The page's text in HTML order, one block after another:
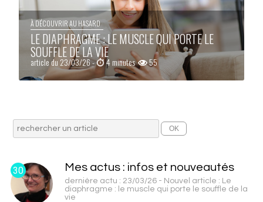
À DÉCOUVRIR AU HASARD
LE DIAPHRAGME : LE MUSCLE QUI PORTE LE
SOUFFLE DE LA VIE
article du 23/03/26 - 4 minutes 55
30 Mes actus : infos et nouveautés
dernière actu : 23/03/26 - Nouvel article : Le
diaphragme : le muscle qui porte le souffle de la
vie